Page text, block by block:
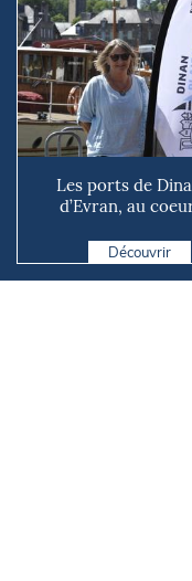
Les ports de
d’Evran, au
Découvrir